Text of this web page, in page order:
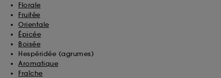
Florale
Fruitée
Orientale
Épicée
Boisée
Hespéridée (agrumes)
Aromatique
Fraîche